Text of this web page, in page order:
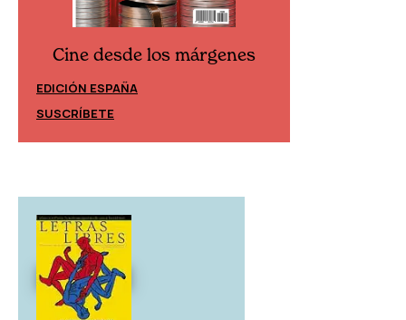
Cine desde los márgenes
EDICIÓN ESPAÑA
SUSCRÍBETE